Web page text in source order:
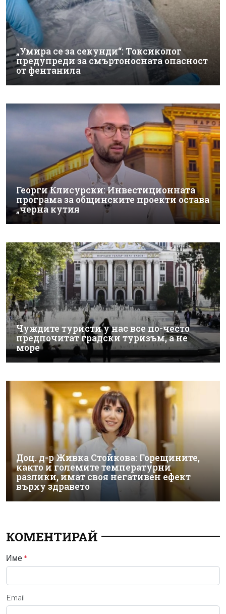
„Умира се за секунди“: Токсиколог
предупреди за смъртоносната опасност
от фентанила
Георги Клисурски: Инвестиционната
програма за общинските проекти остава
„черна кутия
Чуждите туристи у нас все по-често
предпочитат градски туризъм, а не
море
Доц. д-р Живка Стойкова: Горещините,
както и големите температурни
разлики, имат своя негативен ефект
върху здравето
КОМЕНТИРАЙ
Име *
Email